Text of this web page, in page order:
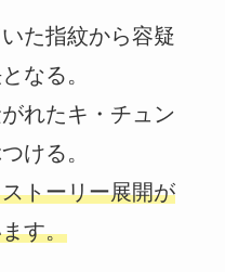
た指紋から容疑
なる。
れたキ・チュン
ける。
トーリー展開が
す。